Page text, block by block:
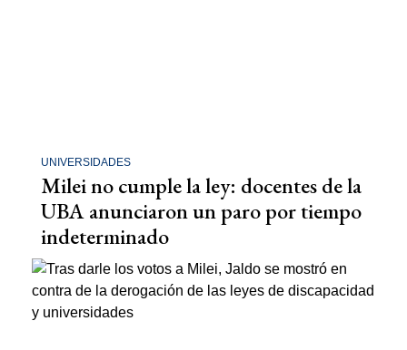
UNIVERSIDADES
Milei no cumple la ley: docentes de la
UBA anunciaron un paro por tiempo
indeterminado